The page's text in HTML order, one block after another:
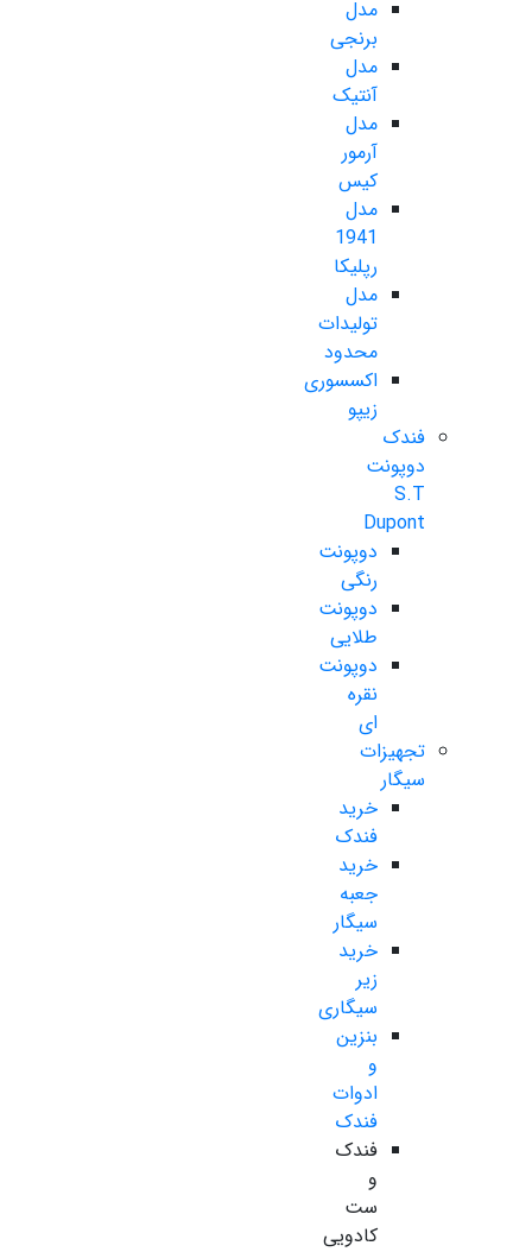
مدل
برنجی
مدل
آنتیک
مدل
آرمور
کیس
مدل
1941
رپلیکا
مدل
تولیدات
محدود
اکسسوری
زیپو
فندک
دوپونت
S.T
Dupont
دوپونت
رنگی
دوپونت
طلایی
دوپونت
نقره
ای
تجهیزات
سیگار
خرید
فندک
خرید
جعبه
سیگار
خرید
زیر
سیگاری
بنزین
و
ادوات
فندک
فندک
و
ست
کادویی